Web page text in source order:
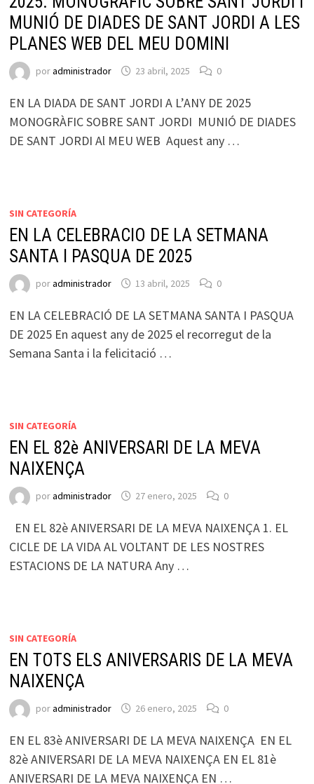
MUNIÓ DE DIADES DE SANT JORDI A LES
PLANES WEB DEL MEU DOMINI
poradministrador 23 abril, 2025 0
EN LA DIADA DE SANT JORDI A L’ANY DE 2025
MONOGRÀFIC SOBRE SANT JORDI MUNIÓ DE DIADES
DE SANT JORDI Al MEU WEB Aquest any …
SIN CATEGORÍA
EN LA CELEBRACIO DE LA SETMANA
SANTA I PASQUA DE 2025
poradministrador 13 abril, 2025 0
EN LA CELEBRACIÓ DE LA SETMANA SANTA I PASQUA
DE 2025 En aquest any de 2025 el recorregut de la
Semana Santa i la felicitació …
SIN CATEGORÍA
EN EL 82è ANIVERSARI DE LA MEVA
NAIXENÇA
poradministrador 27 enero, 2025 0
EN EL 82è ANIVERSARI DE LA MEVA NAIXENÇA 1. EL
CICLE DE LA VIDA AL VOLTANT DE LES NOSTRES
ESTACIONS DE LA NATURA Any …
SIN CATEGORÍA
EN TOTS ELS ANIVERSARIS DE LA MEVA
NAIXENÇA
poradministrador 26 enero, 2025 0
EN EL 83è ANIVERSARI DE LA MEVA NAIXENÇA EN EL
82è ANIVERSARI DE LA MEVA NAIXENÇA EN EL 81è
ANIVERSARI DE LA MEVA NAIXENÇA EN …